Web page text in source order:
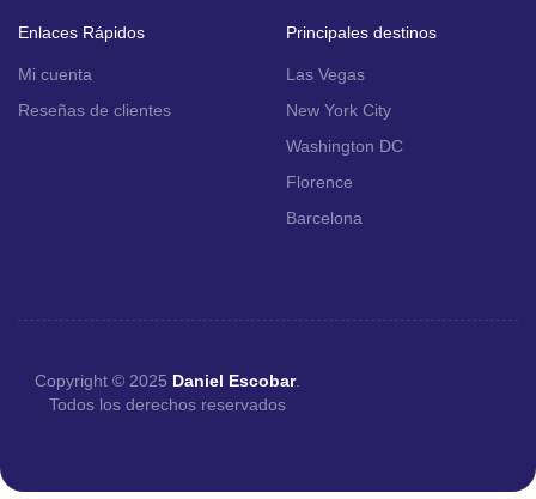
Enlaces Rápidos
Mi cuenta
Reseñas de clientes
Principales destinos
Las Vegas
New York City
Washington DC
Florence
Barcelona
Copyright © 2025 Daniel Escobar.
Todos los derechos reservados